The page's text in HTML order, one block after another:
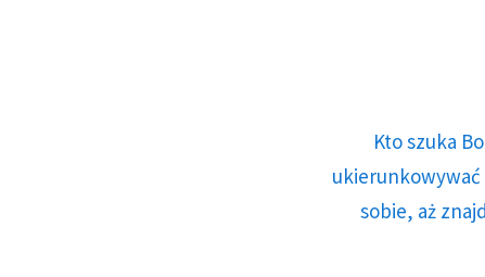
Kto szuka
ukierunkowywać
sobie, aż